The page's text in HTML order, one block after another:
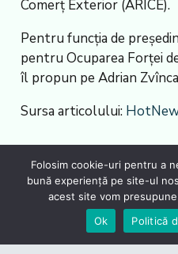
Comerț Exterior (ARICE).
Pentru funcția de
pentru Ocuparea Forței
îl propun pe Adrian
Sursa articolului:
Folosim cookie-uri pentru a
bună experiență pe site-ul
acest site vom
Ok
Politică